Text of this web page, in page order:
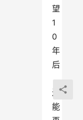
望
1
0
年
后
，
还
能